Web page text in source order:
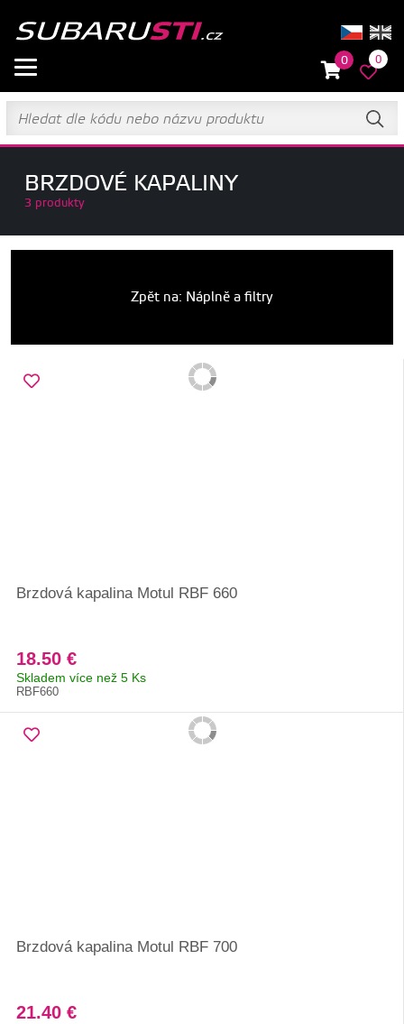
0 0
BRZDOVÉ KAPALINY
3 produkty
Zpět na: Náplně a filtry
Brzdová kapalina Motul RBF 660
18.50 €
Skladem více než 5 Ks
RBF660
Brzdová kapalina Motul RBF 700
21.40 €